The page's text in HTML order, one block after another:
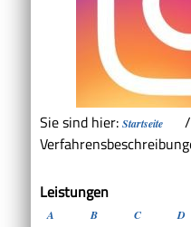
Sie sind hier: Startseite
Leistungen
A B C D